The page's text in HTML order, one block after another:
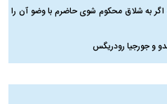
به شلاق محکوم شوی حاضرم با وضو آن را
و جورجیا رودریگس